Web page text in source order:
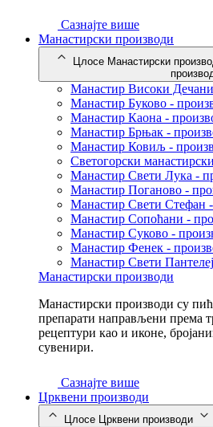
Сазнајте више
Манастирски производи
Цлосе Манастирски
Манастир Високи
Манастир Буково -
Манастир Каона -
Манастир Брњак -
Манастир Ковиљ -
Светогорски
Манастир Свети Лука -
Манастир Поганово -
Манастир Свети Стефан
Манастир Сопоћани -
Манастир Суково -
Манастир Фенек -
Манастир Свети
Манастирски производи
Манастирски производи су
препарати направљени према
рецептури као и иконе,
сувенири.
Сазнајте више
Црквени производи
Цлосе Црквени производи